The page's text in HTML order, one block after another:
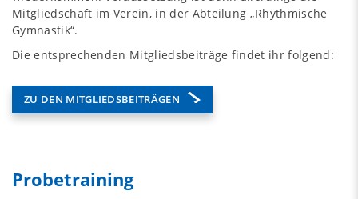
Mitgliedschaft im Verein, in der Abteilung „Rhythmische
Gymnastik“.
Die entsprechenden Mitgliedsbeiträge findet ihr folgend:
ZU DEN MITGLIEDSBEITRÄGEN
Probetraining